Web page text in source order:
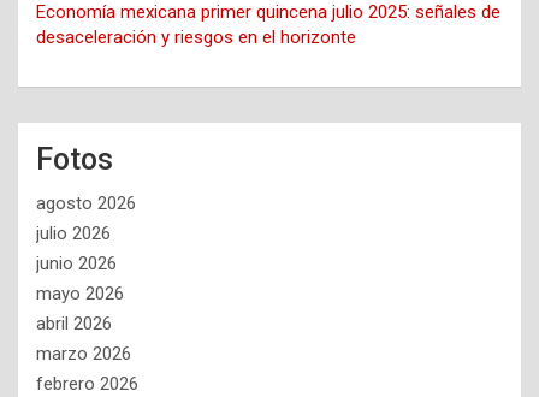
Economía mexicana primer quincena julio 2025: señales de
desaceleración y riesgos en el horizonte
Fotos
agosto 2026
julio 2026
junio 2026
mayo 2026
abril 2026
marzo 2026
febrero 2026